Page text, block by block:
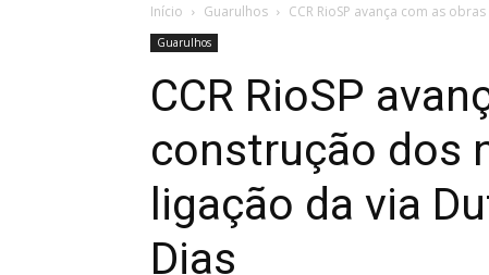
Início Guarulhos CCR RioSP avança com as
Guarulhos
CCR RioSP
construção dos
ligação da via
Dias